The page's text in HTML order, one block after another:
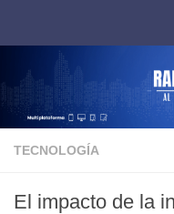
TECNOLOGÍA
El impacto de la